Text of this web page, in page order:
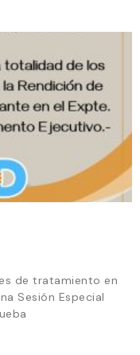
de tratamiento en
Sesión Especial